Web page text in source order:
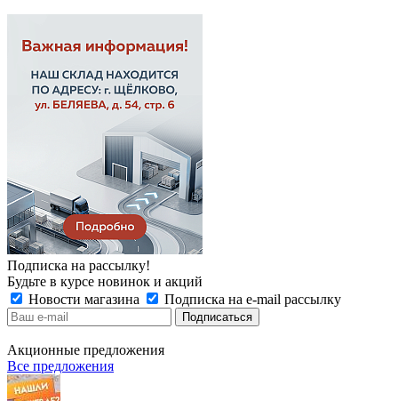
Подписка на рассылку!
Будьте в курсе новинок и акций
Новости магазина
Подписка на e-mail рассылку
Акционные предложения
Все предложения